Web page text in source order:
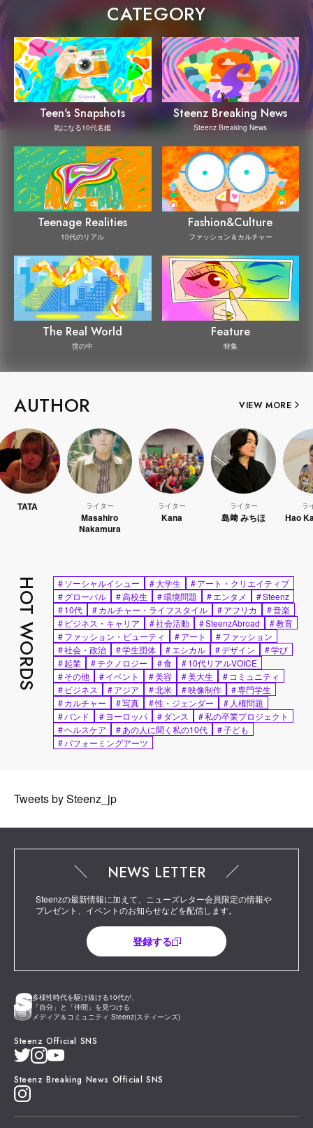
CATEGORY
Teen's Snapshots
気になる10代名鑑
Steenz Breaking News
Steenz Breaking News
Teenage Realities
10代のリアル
Fashion&Culture
ファッション＆カルチャー
The Real World
世の中
Feature
特集
AUTHOR VIEW MORE
Masahiro
Nakamura
島﨑 みちほ Hao
HOT WORDS #ソーシャルイシュー #大学生 #アート・クリエイティブ
#グローバル #高校生 #環境問題 #エンタメ #Steenz
#10代 #カルチャー・ライフスタイル #アフリカ #音楽
# ビジネス・キャリア #社会活動 #SteenzAbroad #教育
#ファッション・ビューティ #アート #ファッション
#社会・政治 #学生団体 #エシカル #デザイン #学び
#起業 #テクノロジー #食 #10代リアルVOICE
#その他 #イベント #美容 #美大生 # コミュニティ
# ビジネス #アジア #北米 #映像制作 #専門学生
#カルチャー #写真 #性・ジェンダー # 人権問題
#バンド #ヨーロッパ #ダンス #私の卒業プロジェクト
#ヘルスケア #あの人に聞く私の10代 #子ども
#パフォーミングアーツ
Tweets by Steenz_jp
多様性時代を駆け抜ける10代が、
「自分」と「仲間」を見つける
メディア＆コミュニティ Steenz(スティーンズ)
Steenz Official SNS
Steenz Breaking News Official SNS
NEWS LETTER
Steenzの最新情報に加えて、ニューズレター会員限定の情報や
プレゼント、イベントのお知らせなどを配信します。
登録する